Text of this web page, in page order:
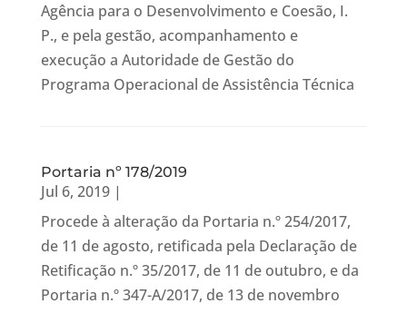
Agência para o Desenvolvimento e Coesão, I.
P., e pela gestão, acompanhamento e
execução a Autoridade de Gestão do
Programa Operacional de Assistência Técnica
Portaria nº 178/2019
Jul 6, 2019|
Procede à alteração da Portaria n.º 254/2017,
de 11 de agosto, retificada pela Declaração de
Retificação n.º 35/2017, de 11 de outubro, e da
Portaria n.º 347-A/2017, de 13 de novembro